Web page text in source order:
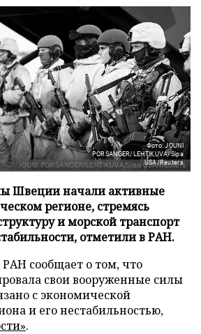
Фото: JOUNI
PORSANGER/LEHTIKUVA/Sipa
USA/Reuters
Швеции начали активные
регионе, стремясь
и морской транспорт
отметили в РАН.
сообщает о том, что
свои вооруженные силы
с экономической
и его нестабильностью,
.